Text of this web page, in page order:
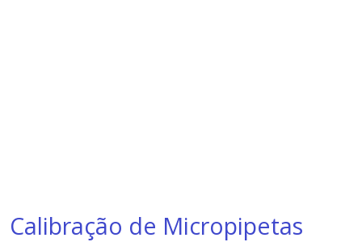
Calibração de Micropipetas